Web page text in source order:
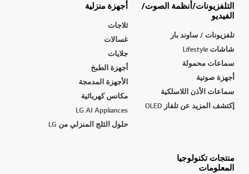
التلفزيونات/أنظمة الصوت/
الفيديو
تلفزيونات / ساوند بار
شاشات Lifestyle
سماعات محمولة
أجهزة صوتية
سماعات الأذن اللاسلكية
إكتشف المزيد عن تلفاز OLED
أجهزة منزلية
ثلاجات
غسالات
جلايات
أجهزة الطبخ
الأجهزة المدمجة
مكانس كهربائية
LG AI Appliances
حلول الثلج المنزلي من LG
منتجات تكنولوجيا
المعلومات